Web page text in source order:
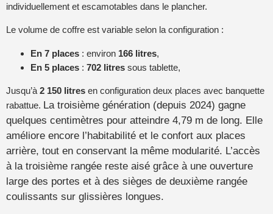
individuellement et escamotables dans le plancher.
Le volume de coffre est variable selon la configuration :
En 7 places : environ 166 litres,
En 5 places : 702 litres sous tablette,
Jusqu’à 2 150 litres en configuration deux places avec banquette
rabattue. La troisième génération (depuis 2024) gagne
quelques centimètres pour atteindre 4,79 m de long. Elle
améliore encore l’habitabilité et le confort aux places
arrière, tout en conservant la même modularité. L’accès
à la troisième rangée reste aisé grâce à une ouverture
large des portes et à des sièges de deuxième rangée
coulissants sur glissières longues.